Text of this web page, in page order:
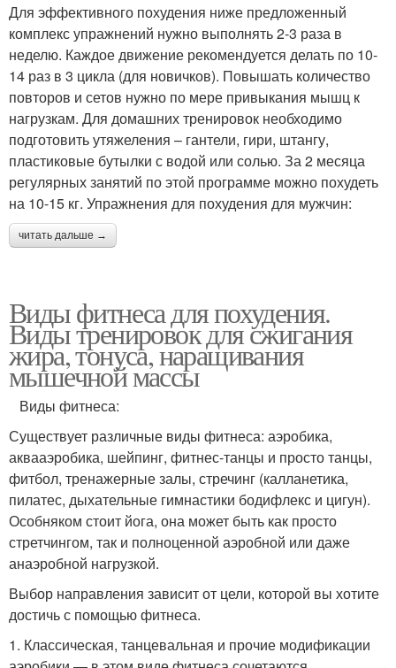
Для эффективного похудения ниже предложенный
комплекс упражнений нужно выполнять 2-3 раза в
неделю. Каждое движение рекомендуется делать по 10-
14 раз в 3 цикла (для новичков). Повышать количество
повторов и сетов нужно по мере привыкания мышц к
нагрузкам. Для домашних тренировок необходимо
подготовить утяжеления – гантели, гири, штангу,
пластиковые бутылки с водой или солью. За 2 месяца
регулярных занятий по этой программе можно похудеть
на 10-15 кг. Упражнения для похудения для мужчин:
читать дальше →
Виды фитнеса для похудения.
Виды тренировок для сжигания
жира, тонуса, наращивания
мышечной массы
Виды фитнеса:
Существует различные виды фитнеса: аэробика,
аквааэробика, шейпинг, фитнес-танцы и просто танцы,
фитбол, тренажерные залы, стречинг (калланетика,
пилатес, дыхательные гимнастики бодифлекс и цигун).
Особняком стоит йога, она может быть как просто
стретчингом, так и полноценной аэробной или даже
анаэробной нагрузкой.
Выбор направления зависит от цели, которой вы хотите
достичь с помощью фитнеса.
1. Классическая, танцевальная и прочие модификации